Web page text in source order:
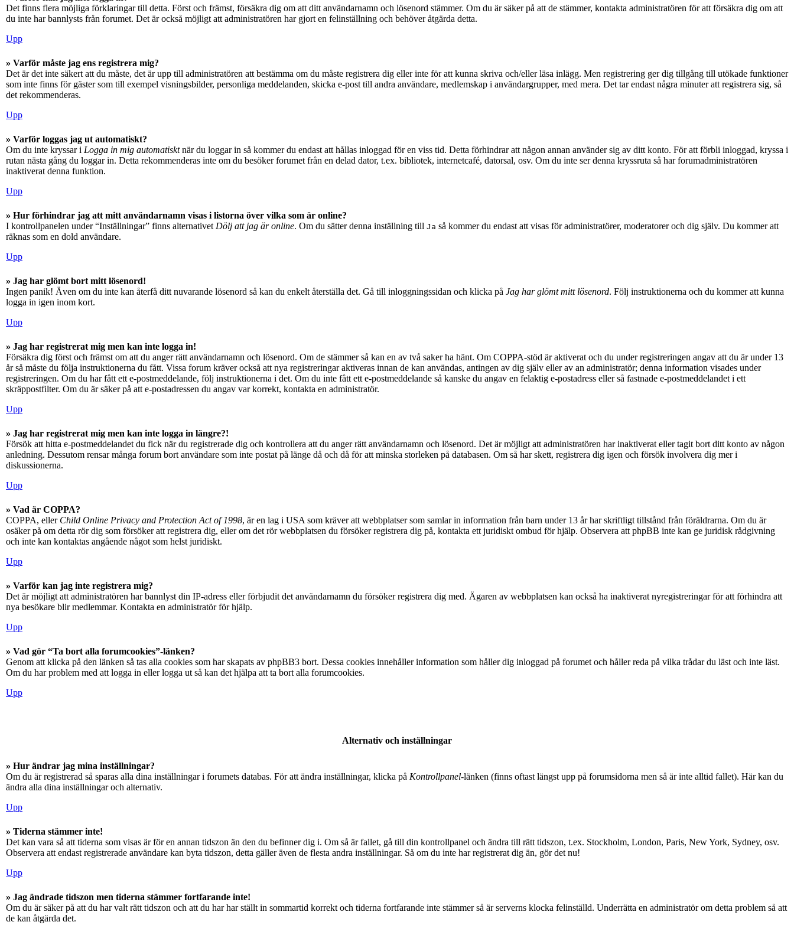
Det finns flera möjliga förklaringar till detta. Först och främst, försäkra dig om att ditt användarnamn och lösenord stämmer. Om du är säker på att de stämmer, kontakta administratören för att försäkra dig om att
du inte har bannlysts från forumet. Det är också möjligt att administratören har gjort en felinställning och behöver åtgärda detta.
Upp
» Varför måste jag ens registrera mig?
Det är det inte säkert att du måste, det är upp till administratören att bestämma om du måste registrera dig eller inte för att kunna skriva och/eller läsa inlägg. Men registrering ger dig tillgång till utökade funktioner
som inte finns för gäster som till exempel visningsbilder, personliga meddelanden, skicka e-post till andra användare, medlemskap i användargrupper, med mera. Det tar endast några minuter att registrera sig, så
det rekommenderas.
Upp
» Varför loggas jag ut automatiskt?
Om du inte kryssar i Logga in mig automatisktnär du loggar in så kommer du endast att hållas inloggad för en viss tid. Detta förhindrar att någon annan använder sig av ditt konto. För att förbli inloggad, kryssa i
rutan nästa gång du loggar in. Detta rekommenderas inte om du besöker forumet från en delad dator, t.ex. bibliotek, internetcafé, datorsal, osv. Om du inte ser denna kryssruta så har forumadministratören
inaktiverat denna funktion.
Upp
» Hur förhindrar jag att mitt användarnamn visas i listorna över vilka som är online?
I kontrollpanelen under “Inställningar” finns alternativet Dölj att jag är online. Om du sätter denna inställning till Ja så kommer du endast att visas för administratörer, moderatorer och dig själv. Du kommer att
räknas som en dold användare.
Upp
» Jag har glömt bort mitt lösenord!
Ingen panik! Även om du inte kan återfå ditt nuvarande lösenord så kan du enkelt återställa det. Gå till inloggningssidan och klicka på Jag har glömt mitt lösenord. Följ instruktionerna och du kommer att kunna
logga in igen inom kort.
Upp
» Jag har registrerat mig men kan inte logga in!
Försäkra dig först och främst om att du anger rätt användarnamn och lösenord. Om de stämmer så kan en av två saker ha hänt. Om COPPA-stöd är aktiverat och du under registreringen angav att du är under 13
år så måste du följa instruktionerna du fått. Vissa forum kräver också att nya registreringar aktiveras innan de kan användas, antingen av dig själv eller av an administratör; denna information visades under
registreringen. Om du har fått ett e-postmeddelande, följ instruktionerna i det. Om du inte fått ett e-postmeddelande så kanske du angav en felaktig e-postadress eller så fastnade e-postmeddelandet i ett
skräppostfilter. Om du är säker på att e-postadressen du angav var korrekt, kontakta en administratör.
Upp
» Jag har registrerat mig men kan inte logga in längre?!
Försök att hitta e-postmeddelandet du fick när du registrerade dig och kontrollera att du anger rätt användarnamn och lösenord. Det är möjligt att administratören har inaktiverat eller tagit bort ditt konto av någon
anledning. Dessutom rensar många forum bort användare som inte postat på länge då och då för att minska storleken på databasen. Om så har skett, registrera dig igen och försök involvera dig mer i
diskussionerna.
Upp
» Vad är COPPA?
COPPA, eller Child Online Privacy and Protection Act of 1998, är en lag i USA som kräver att webbplatser som samlar in information från barn under 13 år har skriftligt tillstånd från föräldrarna. Om du är
osäker på om detta rör dig som försöker att registrera dig, eller om det rör webbplatsen du försöker registrera dig på, kontakta ett juridiskt ombud för hjälp. Observera att phpBB inte kan ge juridisk rådgivning
och inte kan kontaktas angående något som helst juridiskt.
Upp
» Varför kan jag inte registrera mig?
Det är möjligt att administratören har bannlyst din IP-adress eller förbjudit det användarnamn du försöker registrera dig med. Ägaren av webbplatsen kan också ha inaktiverat nyregistreringar för att förhindra att
nya besökare blir medlemmar. Kontakta en administratör för hjälp.
Upp
» Vad gör “Ta bort alla forumcookies”-länken?
Genom att klicka på den länken så tas alla cookies som har skapats av phpBB3 bort. Dessa cookies innehåller information som håller dig inloggad på forumet och håller reda på vilka trådar du läst och inte läst.
Om du har problem med att logga in eller logga ut så kan det hjälpa att ta bort alla forumcookies.
Upp
Alternativ och inställningar
» Hur ändrar jag mina inställningar?
Om du är registrerad så sparas alla dina inställningar i forumets databas. För att ändra inställningar, klicka på Kontrollpanel-länken (finns oftast längst upp på forumsidorna men så är inte alltid fallet). Här kan du
ändra alla dina inställningar och alternativ.
Upp
» Tiderna stämmer inte!
Det kan vara så att tiderna som visas är för en annan tidszon än den du befinner dig i. Om så är fallet, gå till din kontrollpanel och ändra till rätt tidszon, t.ex. Stockholm, London, Paris, New York, Sydney, osv.
Observera att endast registrerade användare kan byta tidszon, detta gäller även de flesta andra inställningar. Så om du inte har registrerat dig än, gör det nu!
Upp
» Jag ändrade tidszon men tiderna stämmer fortfarande inte!
Om du är säker på att du har valt rätt tidszon och att du har har ställt in sommartid korrekt och tiderna fortfarande inte stämmer så är serverns klocka felinställd. Underrätta en administratör om detta problem så att
de kan åtgärda det.